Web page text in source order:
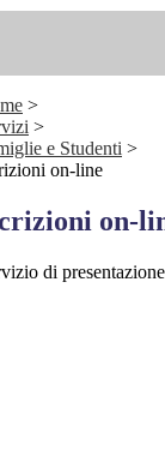
>
>
e Studenti >
on-line
on-
di